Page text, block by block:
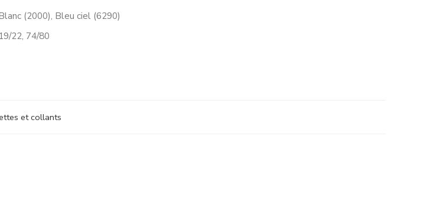
(2000), Bleu ciel (6290)
19/22, 74/80
et collants